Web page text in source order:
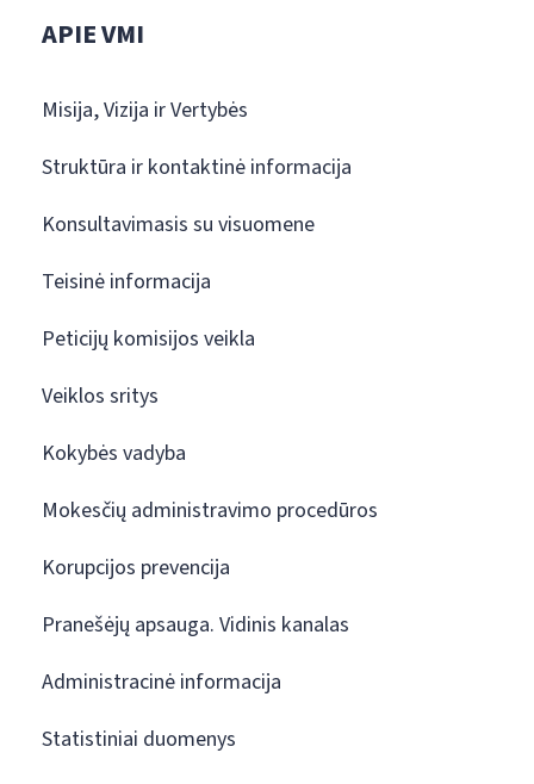
APIE VMI
Misija, Vizija ir Vertybės
Struktūra ir kontaktinė informacija
Konsultavimasis su visuomene
Teisinė informacija
Peticijų komisijos veikla
Veiklos sritys
Kokybės vadyba
Mokesčių administravimo procedūros
Korupcijos prevencija
Pranešėjų apsauga. Vidinis kanalas
Administracinė informacija
Statistiniai duomenys